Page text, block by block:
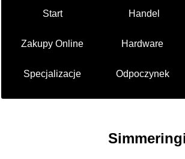
Start Handel
Zakupy Online Hardware
Specjalizacje Odpoczynek